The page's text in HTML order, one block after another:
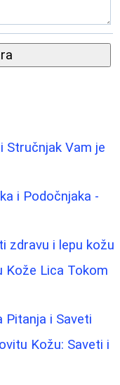
Stručnjak Vam je
i Podočnjaka -
zdravu i lepu kožu
Kože Lica Tokom
Pitanja i Saveti
Kožu: Saveti i